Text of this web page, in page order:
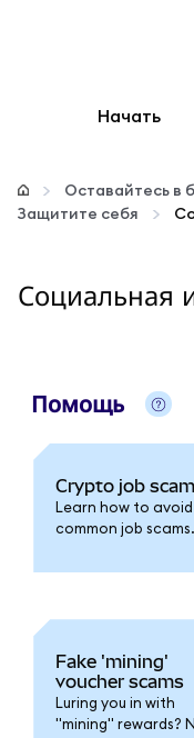
Начать
Настроить
Больше
Оставайтесь в
Защитите себя
Социальная
Помощь
Crypto job
Learn how to avoid
common job scams.
Fake 'mining'
voucher scams
Luring you in with
"mining" rewards?